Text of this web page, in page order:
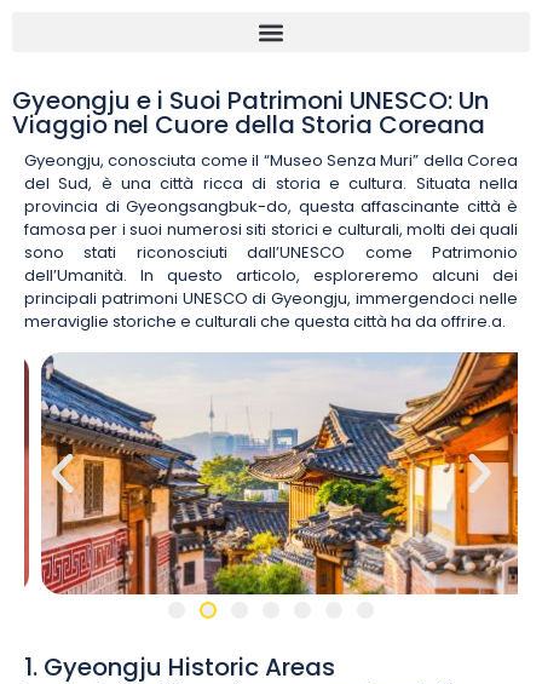
Gyeongju e i Suoi Patrimoni UNESCO: Un
Viaggio nel Cuore della Storia Coreana
Gyeongju, conosciuta come il “Museo Senza Muri” della Corea
del Sud, è una città ricca di storia e cultura. Situata nella
provincia di Gyeongsangbuk-do, questa affascinante città è
famosa per i suoi numerosi siti storici e culturali, molti dei quali
sono stati riconosciuti dall’UNESCO come Patrimonio
dell’Umanità. In questo articolo, esploreremo alcuni dei
principali patrimoni UNESCO di Gyeongju, immergendoci nelle
meraviglie storiche e culturali che questa città ha da offrire.a.
1. Gyeongju Historic Areas